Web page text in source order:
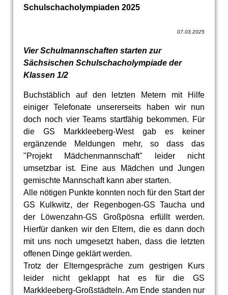
Schulschacholympiaden 2025
07.03.2025
Vier Schulmannschaften starten zur
Sächsischen Schulschacholympiade der
Klassen 1/2
Buchstäblich auf den letzten Metern mit Hilfe
einiger Telefonate unsererseits haben wir nun
doch noch vier Teams startfähig bekommen. Für
die GS Markkleeberg-West gab es keiner
ergänzende Meldungen mehr, so dass das
"Projekt Mädchenmannschaft" leider nicht
umsetzbar ist. Eine aus Mädchen und Jungen
gemischte Mannschaft kann aber starten.
Alle nötigen Punkte konnten noch für den Start der
GS Kulkwitz, der Regenbogen-GS Taucha und
der Löwenzahn-GS Großpösna erfüllt werden.
Hierfür danken wir den Eltern, die es dann doch
mit uns noch umgesetzt haben, dass die letzten
offenen Dinge geklärt werden.
Trotz der Elterngespräche zum gestrigen Kurs
leider nicht geklappt hat es für die GS
Markkleeberg-Großstädteln. Am Ende standen nur